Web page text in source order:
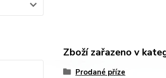
Zboží zařazeno v
Prodané příze